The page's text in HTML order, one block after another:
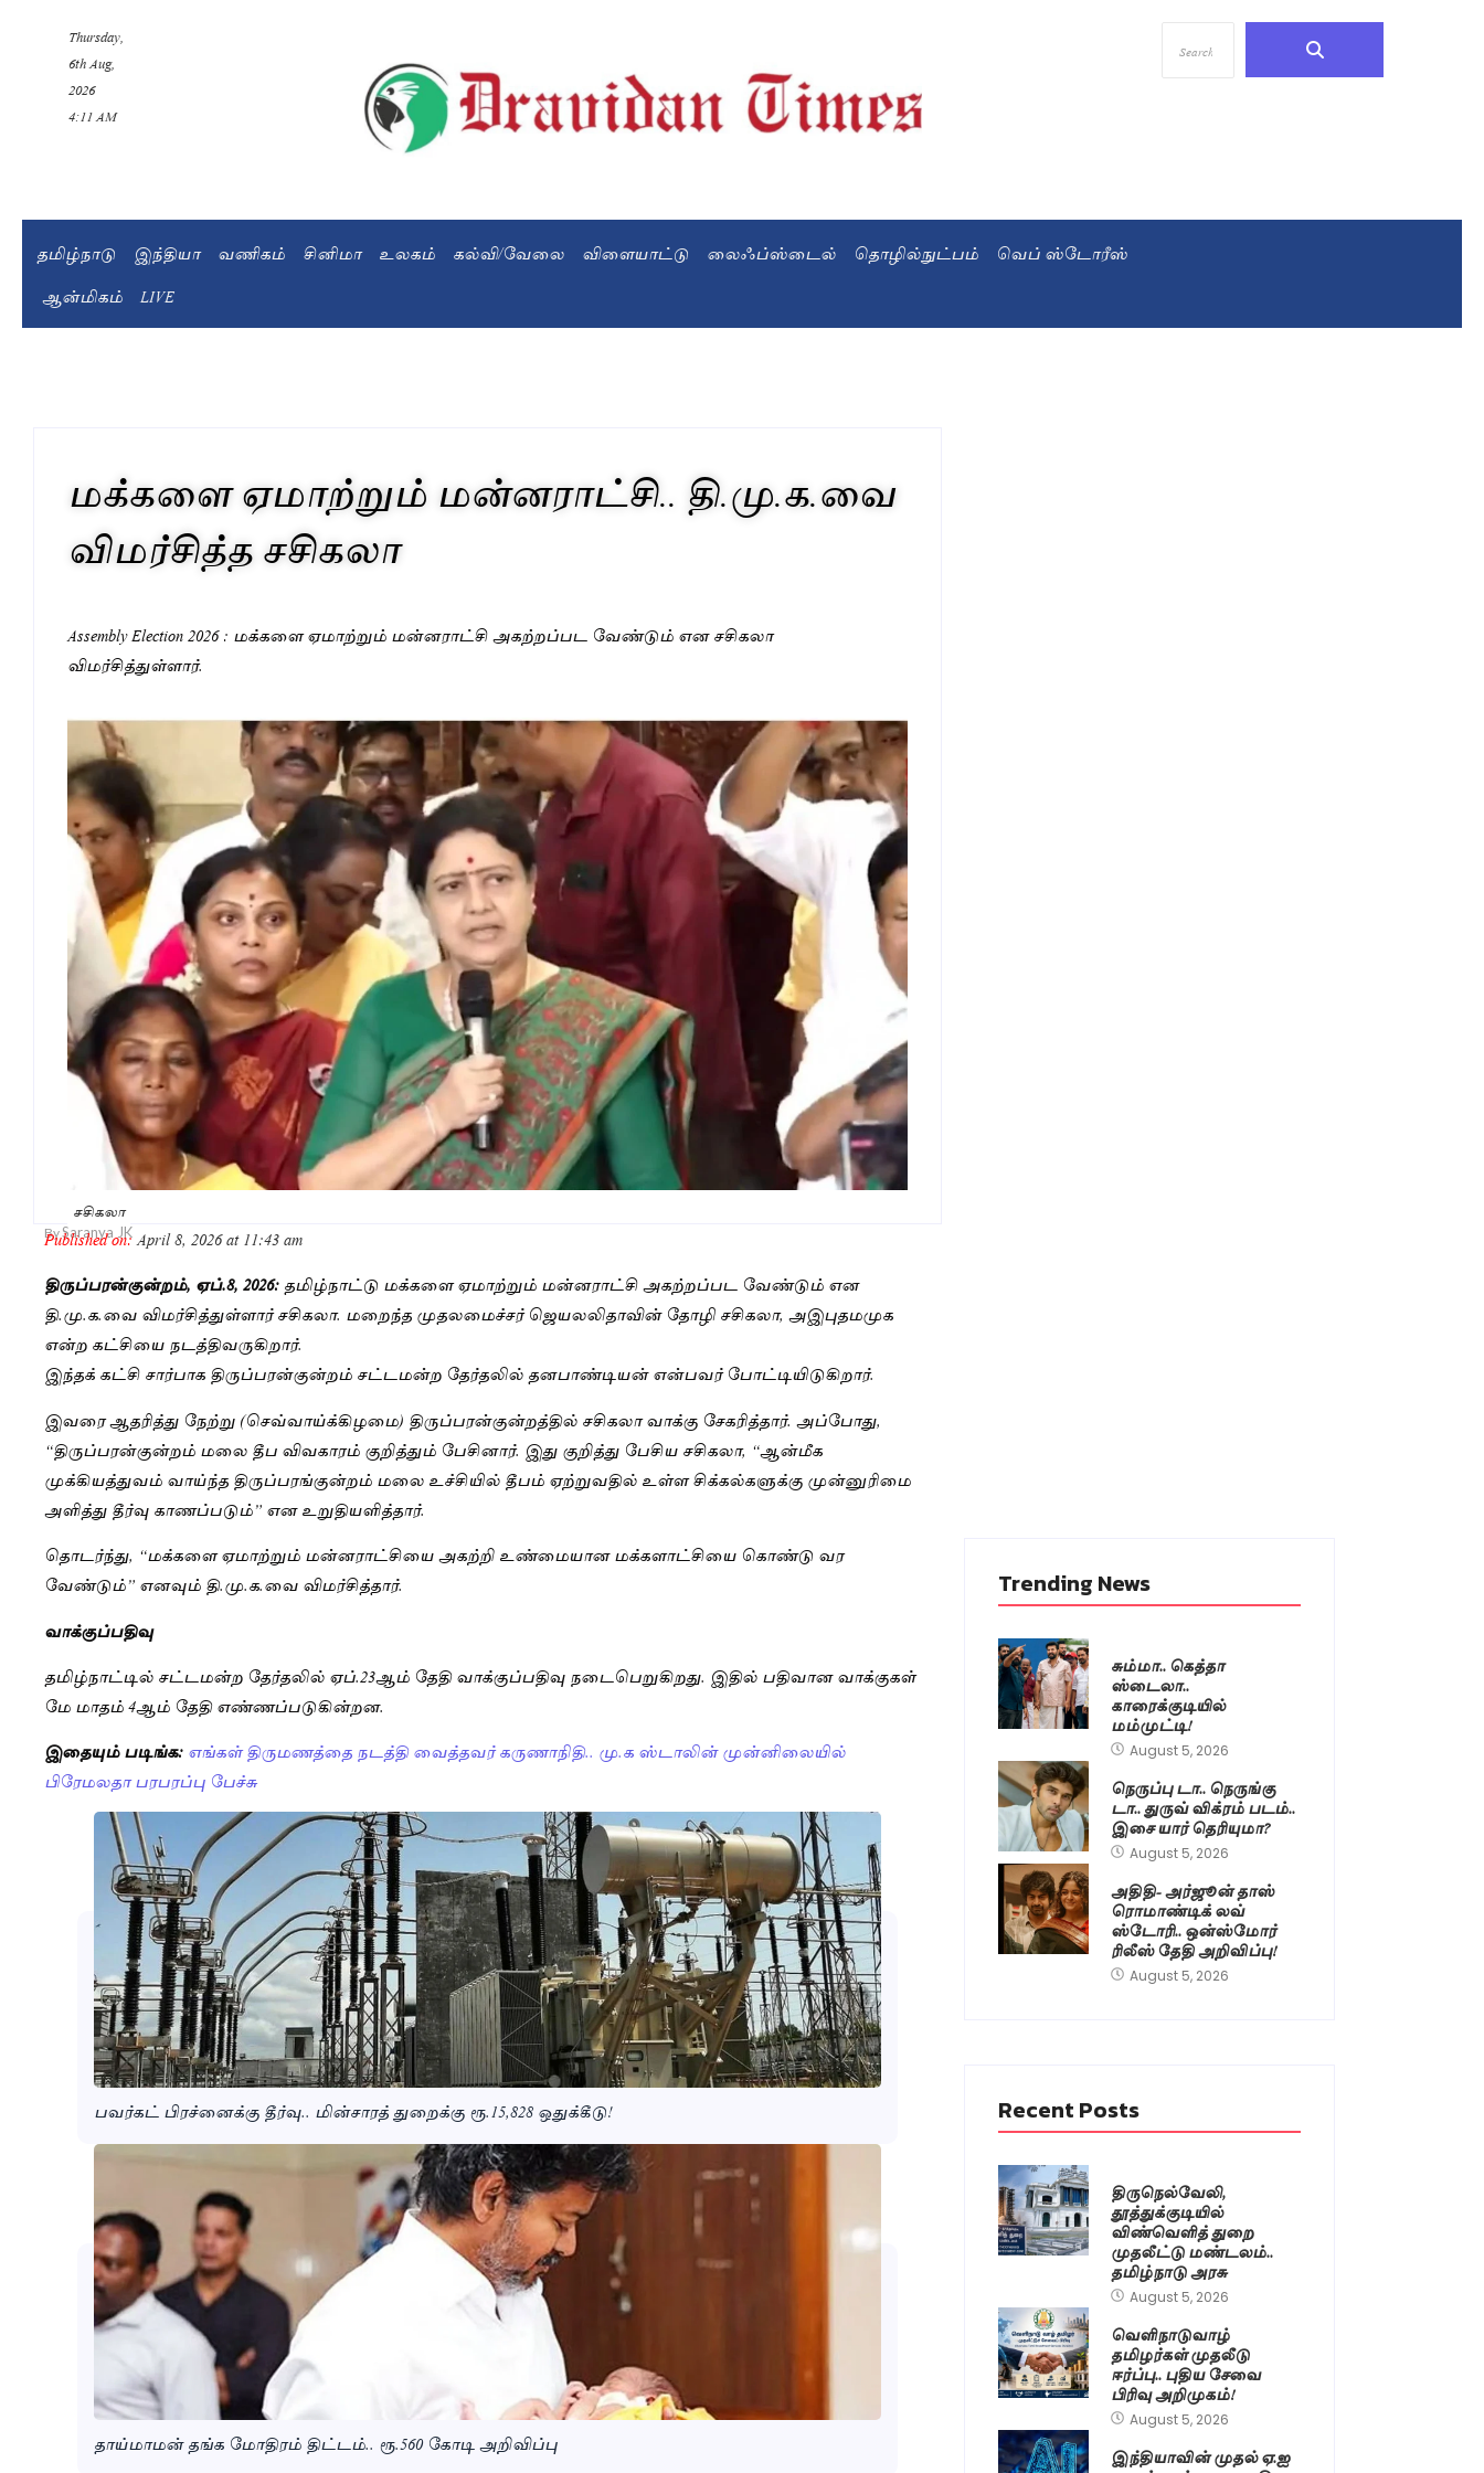
Thursday,
6th Aug,
2026
4:11 AM
தமிழ்நாடு இந்தியா வணிகம் சினிமா உலகம் கல்வி/வேலை விளையாட்டு லைஃப்ஸ்டைல் தொழில்நுட்பம்
வெப் ஸ்டோரீஸ்
ஆன்மிகம்
LIVE
மக்களை ஏமாற்றும் மன்னராட்சி.. தி.மு.க.வை
விமர்சித்த சசிகலா
Assembly Election 2026 : மக்களை ஏமாற்றும் மன்னராட்சி அகற்றப்பட வேண்டும் என சசிகலா
விமர்சித்துள்ளார்.
சசிகலா
BySaranya JK
Published on:April 8, 2026 at 11:43 am
திருப்பரன்குன்றம், ஏப்.8, 2026: தமிழ்நாட்டு மக்களை ஏமாற்றும் மன்னராட்சி அகற்றப்பட வேண்டும் என
தி.மு.க.வை விமர்சித்துள்ளார் சசிகலா. மறைந்த முதலமைச்சர் ஜெயலலிதாவின் தோழி சசிகலா, அஇபுதமமுக
என்ற கட்சியை நடத்திவருகிறார்.
இந்தக் கட்சி சார்பாக திருப்பரன்குன்றம் சட்டமன்ற தேர்தலில் தனபாண்டியன் என்பவர் போட்டியிடுகிறார்.
இவரை ஆதரித்து நேற்று (செவ்வாய்க்கிழமை) திருப்பரன்குன்றத்தில் சசிகலா வாக்கு சேகரித்தார். அப்போது,
“திருப்பரன்குன்றம் மலை தீப விவகாரம் குறித்தும் பேசினார். இது குறித்து பேசிய சசிகலா, “ஆன்மீக
முக்கியத்துவம் வாய்ந்த திருப்பரங்குன்றம் மலை உச்சியில் தீபம் ஏற்றுவதில் உள்ள சிக்கல்களுக்கு முன்னுரிமை
அளித்து தீர்வு காணப்படும்” என உறுதியளித்தார்.
தொடர்ந்து, “மக்களை ஏமாற்றும் மன்னராட்சியை அகற்றி உண்மையான மக்களாட்சியை கொண்டு வர
வேண்டும்” எனவும் தி.மு.க.வை விமர்சித்தார்.
வாக்குப்பதிவு
தமிழ்நாட்டில் சட்டமன்ற தேர்தலில் ஏப்.23ஆம் தேதி வாக்குப்பதிவு நடைபெறுகிறது. இதில் பதிவான வாக்குகள்
மே மாதம் 4ஆம் தேதி எண்ணப்படுகின்றன.
இதையும் படிங்க: எங்கள் திருமணத்தை நடத்தி வைத்தவர் கருணாநிதி.. மு.க ஸ்டாலின் முன்னிலையில்
பிரேமலதா பரபரப்பு பேச்சு
பவர்கட் பிரச்னைக்கு தீர்வு.. மின்சாரத் துறைக்கு ரூ.15,828 ஒதுக்கீடு!
தாய்மாமன் தங்க மோதிரம் திட்டம்.. ரூ.560 கோடி அறிவிப்பு
Trending News
சும்மா.. கெத்தா
ஸ்டைலா..
காரைக்குடியில்
மம்முட்டி!
August 5, 2026
நெருப்பு டா.. நெருங்கு
டா.. துருவ் விக்ரம் படம்..
இசை யார் தெரியுமா?
August 5, 2026
அதிதி- அர்ஜூன் தாஸ்
ரொமாண்டிக் லவ்
ஸ்டோரி.. ஒன்ஸ்மோர்
ரிலீஸ் தேதி அறிவிப்பு!
August 5, 2026
Recent Posts
திருநெல்வேலி,
தூத்துக்குடியில்
விண்வெளித் துறை
முதலீட்டு மண்டலம்..
தமிழ்நாடு அரசு
August 5, 2026
வெளிநாடுவாழ்
தமிழர்கள் முதலீடு
ஈர்ப்பு.. புதிய சேவை
பிரிவு அறிமுகம்!
August 5, 2026
இந்தியாவின் முதல் ஏ.ஐ